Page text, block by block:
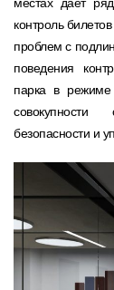
контроль
проблем с
поведения
парка в
совокупности
безопасности и